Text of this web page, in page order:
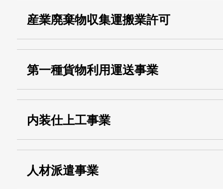
産業廃棄物収集運搬業許可
運搬業許可証番号：
13000155805
第一種貨物利用運送事業
事業
関自貨：
内装仕上工事業
人材派遣事業